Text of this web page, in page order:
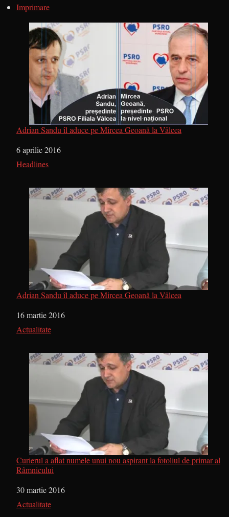
Imprimare
Adrian Sandu îl aduce pe Mircea Geoană la Vâlcea
Dată
6 aprilie 2016
În legătură cu
Headlines
Adrian Sandu îl aduce pe Mircea Geoană la Vâlcea
Dată
16 martie 2016
În legătură cu
Actualitate
Curierul a aflat numele unui nou aspirant la fotoliul de primar al
Râmnicului
Dată
30 martie 2016
În legătură cu
Actualitate